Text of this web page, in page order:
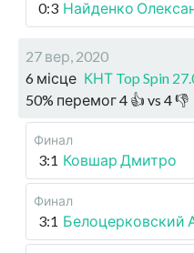
0:3 Найденко
27 вер, 2020
6 місце КНТ Top Spin
50% перемог4 👍 vs 4👎
Финал
3:1 Ковшар Дмитро
Финал
3:1 Белоцерковский